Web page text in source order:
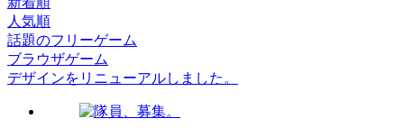
人気順
話題のフリーゲーム
ブラウザゲーム
デザインをリニューアルしました。